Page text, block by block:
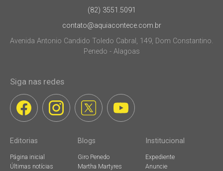
(82) 3551.5091
contato@aquiacontece.com.br
Avenida Antonio Candido Toledo Cabral, 149, Dom Constantino.
Penedo - Alagoas
Siga nas redes
Editorias
Página inicial
Últimas notícias
Blogs
Giro Penedo
Martha Martyres
Institucional
Expediente
Anuncie